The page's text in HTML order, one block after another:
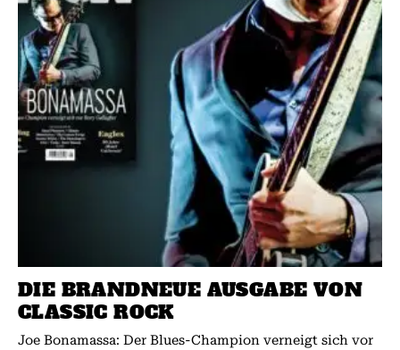
DIE BRANDNEUE AUSGABE VON
CLASSIC ROCK
Joe Bonamassa: Der Blues-Champion verneigt sich vor